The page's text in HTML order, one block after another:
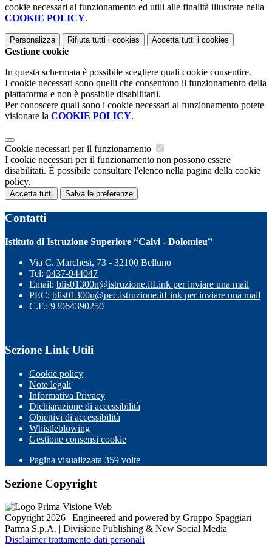
cookie necessari al funzionamento ed utili alle finalità illustrate nella
COOKIE POLICY.
Personalizza Rifiuta tutti i cookies Accetta tutti i cookies
Gestione cookie
In questa schermata è possibile scegliere quali cookie consentire.
I cookie necessari sono quelli che consentono il funzionamento della
piattaforma e non è possibile disabilitarli.
Per conoscere quali sono i cookie necessari al funzionamento potete
visionare la COOKIE POLICY.
Cookie necessari per il funzionamento
I cookie necessari per il funzionamento non possono essere
disabilitati. È possibile consultare l'elenco nella pagina della cookie
policy.
Accetta tutti Salva le preferenze
Contatti
Istituto di Istruzione Superiore “Calvi - Dolomieu”
Via C. Marchesi, 73 - 32100 Belluno
Tel: 0437-944047
Email: blis01300n@istruzione.itLink per inviare una mail
PEC: blis01300n@pec.istruzione.itLink per inviare una mail
C.F.: 93064390250
Sezione Link Utili
Cookie policy
Note legali
Informativa Privacy
Dichiarazione di accessibilità
Obiettivi di accessibilità
Whistleblowing
Gestione consensi cookie
Pagina visualizzata 359 volte
Sezione Copyright
Copyright 2026 | Engineered and powered by Gruppo Spaggiari
Parma S.p.A. | Divisione Publishing & New Social Media
Disclaimer trattamento dati personali